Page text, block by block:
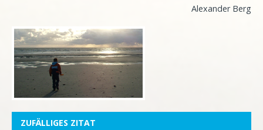
Alexander Berg
ZUFÄLLIGES ZITAT